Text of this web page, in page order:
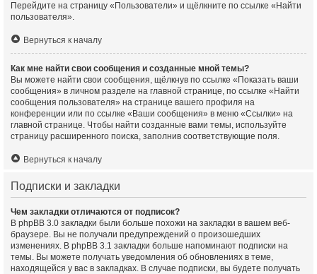
Перейдите на страницу «Пользователи» и щёлкните по ссылке «Найти
пользователя».
Вернуться к началу
Как мне найти свои сообщения и созданные мной темы?
Вы можете найти свои сообщения, щёлкнув по ссылке «Показать ваши
сообщения» в личном разделе на главной странице, по ссылке «Найти
сообщения пользователя» на странице вашего профиля на
конференции или по ссылке «Ваши сообщения» в меню «Ссылки» на
главной странице. Чтобы найти созданные вами темы, используйте
страницу расширенного поиска, заполнив соответствующие поля.
Вернуться к началу
Подписки и закладки
Чем закладки отличаются от подписок?
В phpBB 3.0 закладки были больше похожи на закладки в вашем веб-
браузере. Вы не получали предупреждений о произошедших
изменениях. В phpBB 3.1 закладки больше напоминают подписки на
темы. Вы можете получать уведомления об обновлениях в теме,
находящейся у вас в закладках. В случае подписки, вы будете получать